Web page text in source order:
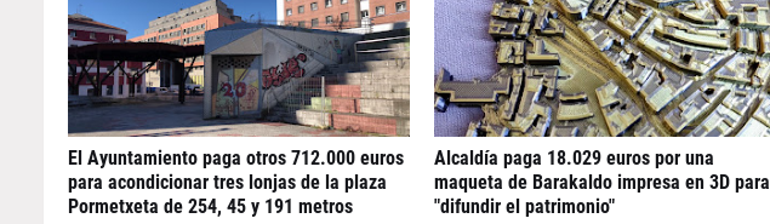
El Ayuntamiento paga otros 712.000 euros
para acondicionar tres lonjas de la plaza
Pormetxeta de 254, 45 y 191 metros
Alcaldía paga 18.029 euros por una
maqueta de Barakaldo impresa en 3D para
"difundir el patrimonio"